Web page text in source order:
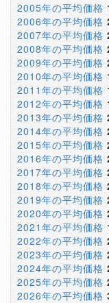
2005年の平均価格
2006年の平均価格
2007年の平均価格
2008年の平均価格
2009年の平均価格
2010年の平均価格
2011年の平均価格
2012年の平均価格
2013年の平均価格
2014年の平均価格
2015年の平均価格
2016年の平均価格
2017年の平均価格
2018年の平均価格
2019年の平均価格
2020年の平均価格
2021年の平均価格
2022年の平均価格
2023年の平均価格
2024年の平均価格
2025年の平均価格
2026年の平均価格